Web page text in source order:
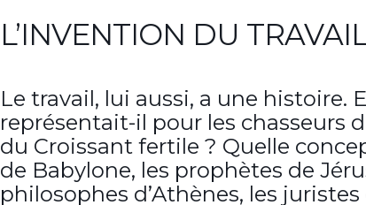
L’INVENTION DU
Le travail, lui aussi, a une histoire.
représentait-il pour les chasseurs
du Croissant fertile ? Quelle
de Babylone, les prophètes de
philosophes d’Athènes, les